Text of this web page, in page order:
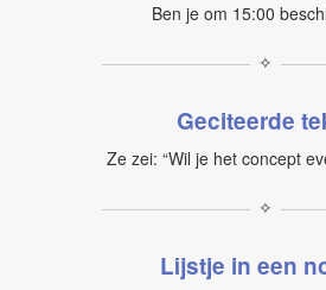
Ben je om 15:00
✧
Geciteerde
Ze zei: “Wil je het concept
✧
Lijstje in een